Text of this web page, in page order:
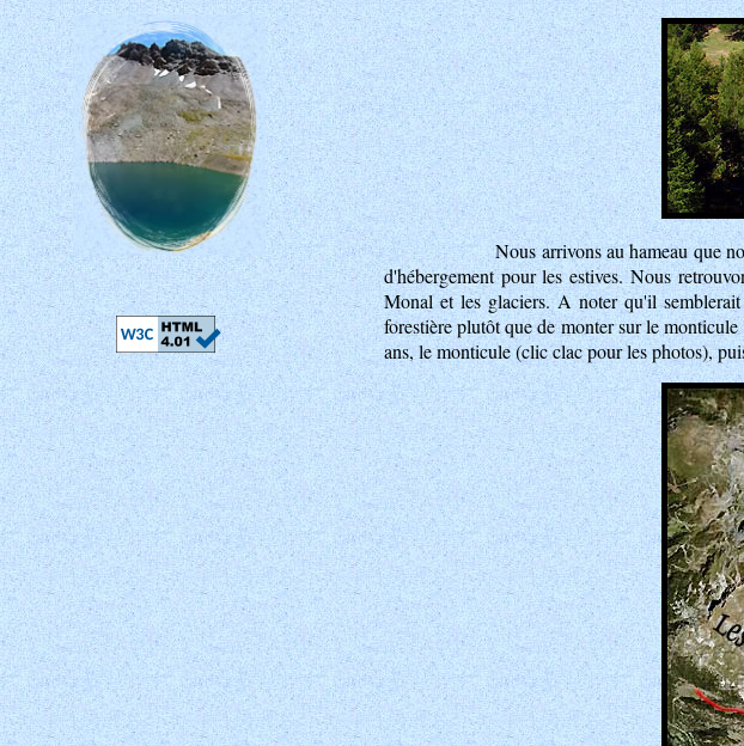
Nous arrivons au hameau que
d'hébergement pour les estives. Nous
Monal et les glaciers. A noter qu'il
forestière plutôt que de monter sur le
ans, le monticule (clic clac pour les photos),